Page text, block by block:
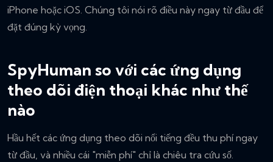
iPhone hoặc iOS. Chúng tôi nói rõ điều này ngay từ đầu để
đặt đúng kỳ vọng.
SpyHuman so với các ứng dụng
theo dõi điện thoại khác như thế
nào
Hầu hết các ứng dụng theo dõi nổi tiếng đều thu phí ngay
từ đầu, và nhiều cái "miễn phí" chỉ là chiêu tra cứu số.